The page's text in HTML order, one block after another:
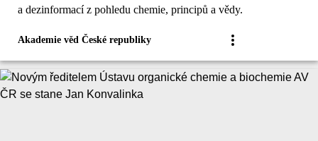
a dezinformací z pohledu chemie, principů a vědy.
Akademie věd České republiky